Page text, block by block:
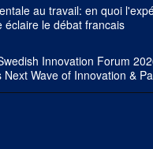
au travail: en quoi
éclaire le débat francais
Innovation Forum
Next Wave of Innovation &